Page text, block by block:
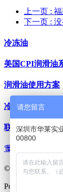
上一页 :
下一页 :
冷冻油
美国CPI润滑油
润滑油使用方案
冷冻油百科
联系我们
☏0755-2220 0800
©深圳市华莱实
Powered by
请您留言
深圳市华莱实
00800